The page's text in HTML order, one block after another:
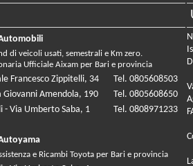
di veicoli usati, semestrali e Km zero.
Ufficiale Aixam per Bari e provincia
Francesco Zippitelli, 34
Tel. 0805608503
Giovanni Amendola, 190
Tel. 0805608650
- Via Umberto Saba, 1
Tel. 0808971233
e Ricambi Toyota per Bari e provincia